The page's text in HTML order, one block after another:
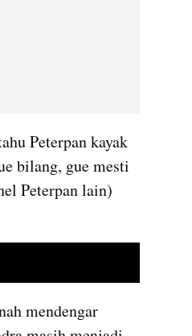
Peterpan kayak
bilang, gue mesti
Peterpan lain)
mendengar